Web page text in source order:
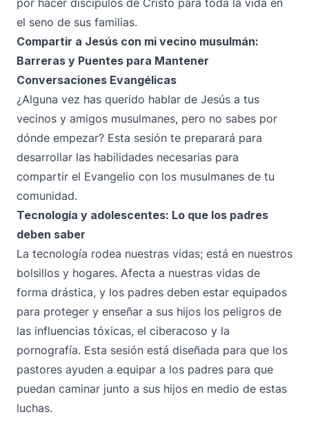
por hacer discípulos de Cristo para toda la vida en
el seno de sus familias.
Compartir a Jesús con mi vecino musulmán:
Barreras y Puentes para Mantener
Conversaciones Evangélicas
¿Alguna vez has querido hablar de Jesús a tus
vecinos y amigos musulmanes, pero no sabes por
dónde empezar? Esta sesión te preparará para
desarrollar las habilidades necesarias para
compartir el Evangelio con los musulmanes de tu
comunidad.
Tecnología y adolescentes: Lo que los padres
deben saber
La tecnología rodea nuestras vidas; está en nuestros
bolsillos y hogares. Afecta a nuestras vidas de
forma drástica, y los padres deben estar equipados
para proteger y enseñar a sus hijos los peligros de
las influencias tóxicas, el ciberacoso y la
pornografía. Esta sesión está diseñada para que los
pastores ayuden a equipar a los padres para que
puedan caminar junto a sus hijos en medio de estas
luchas.